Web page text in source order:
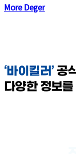
More Deger
‘바이킬러’공
다양한 정보